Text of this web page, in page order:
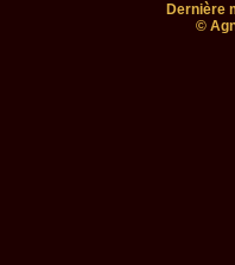
Dernière
©